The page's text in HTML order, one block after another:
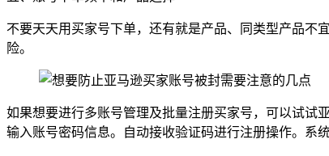
不要天天用买家号下单，还有就是产品、同类型产品不
险。
如果想要进行多账号管理及批量注册买家号，可以试试
输入账号密码信息。自动接收验证码进行注册操作。系